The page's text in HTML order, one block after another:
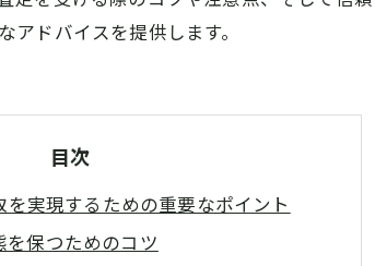
ドバイスを提供します。
目次
実現するための重要なポイント
を保つためのコツ